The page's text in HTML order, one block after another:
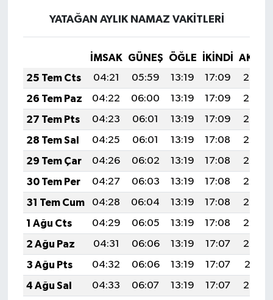
YATAĞAN AYLIK NAMAZ VAKITLERI
İMSAK GÜNEŞ ÖĞLE İKINDI
25 Tem Cts
04:21 05:59 13:19 17:09
20:29
26 Tem Paz
04:22 06:00 13:19 17:09
20:28
27 Tem Pts
04:23 06:01 13:19 17:09
20:27
28 Tem Sal
04:25 06:01 13:19 17:08
20:27
29 Tem Çar
04:26 06:02 13:19 17:08
20:26
30 Tem Per
04:27 06:03 13:19 17:08
20:25
31 Tem Cum
04:28 06:04 13:19 17:08
20:24
1 Ağu Cts
04:29 06:05 13:19 17:08
20:23
2 Ağu Paz
04:31 06:06 13:19 17:07
20:22
3 Ağu Pts
04:32 06:06 13:19 17:07
20:21
4 Ağu Sal
04:33 06:07 13:19 17:07
20:20